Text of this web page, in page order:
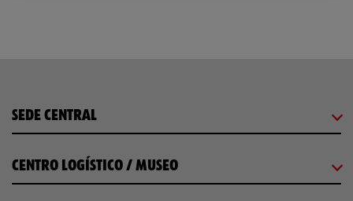
SEDE CENTRAL
CENTRO LOGÍSTICO / MUSEO